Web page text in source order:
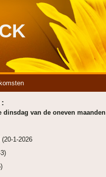
:
dinsdag van de oneven maanden
1-2026